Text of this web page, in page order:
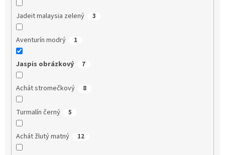
Jadeit malaysia zelený 3
Aventurín modrý 1
Jaspis obrázkový 7
Achát stromečkový 8
Turmalín černý 5
Achát žlutý matný 12